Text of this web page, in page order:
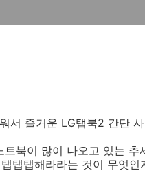
서 즐거운 LG탭북2 간단
트북이 많이 나오고 있는
탭탭해라라는 것이 무엇